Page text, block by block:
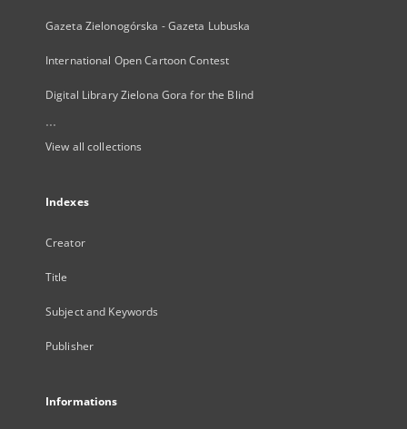
Gazeta Zielonogórska - Gazeta Lubuska
International Open Cartoon Contest
Digital Library Zielona Gora for the Blind
...
View all collections
Indexes
Creator
Title
Subject and Keywords
Publisher
Informations